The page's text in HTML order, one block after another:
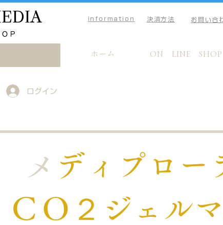
information 決済方法 お問い合
Ｐ
ホーム ON LINE SHOP
ログイン
​ メディプロー
ＣＯ２ジェル